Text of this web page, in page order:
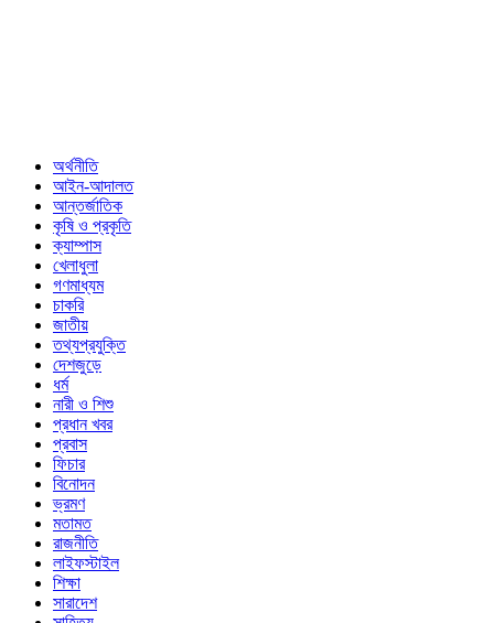
অর্থনীতি
আইন-আদালত
আন্তর্জাতিক
কৃষি ও প্রকৃতি
ক্যাম্পাস
খেলাধুলা
গণমাধ্যম
চাকরি
জাতীয়
তথ্যপ্রযুক্তি
দেশজুড়ে
ধর্ম
নারী ও শিশু
প্রধান খবর
প্রবাস
ফিচার
বিনোদন
ভ্রমণ
মতামত
রাজনীতি
লাইফস্টাইল
শিক্ষা
সারাদেশ